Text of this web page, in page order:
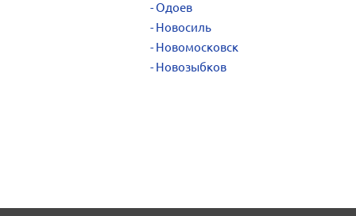
Одоев
Новосиль
Новомосковск
Новозыбков